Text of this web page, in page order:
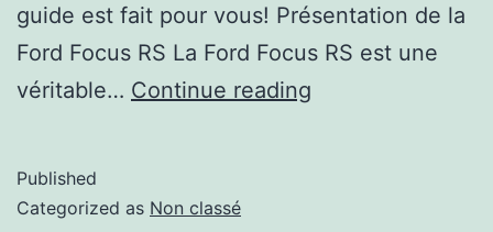
guide est fait pour vous! Présentation de la
Ford Focus RS La Ford Focus RS est une
véritable… Continue reading
Published
Categorized as Non classé